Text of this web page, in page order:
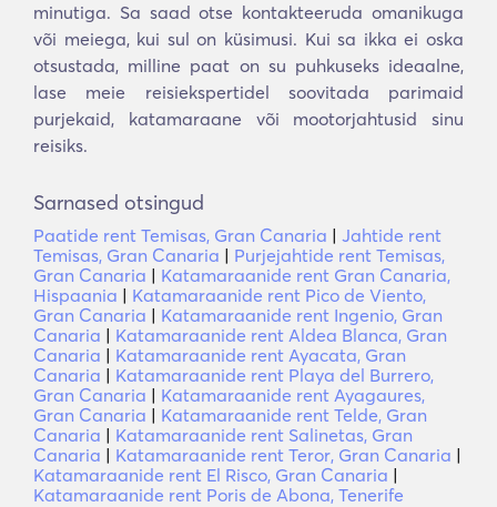
minutiga. Sa saad otse kontakteeruda omanikuga
või meiega, kui sul on küsimusi. Kui sa ikka ei oska
otsustada, milline paat on su puhkuseks ideaalne,
lase meie reisiekspertidel soovitada parimaid
purjekaid, katamaraane või mootorjahtusid sinu
reisiks.
Sarnased otsingud
Paatide rent Temisas, Gran Canaria | Jahtide rent
Temisas, Gran Canaria | Purjejahtide rent Temisas,
Gran Canaria | Katamaraanide rent Gran Canaria,
Hispaania | Katamaraanide rent Pico de Viento,
Gran Canaria | Katamaraanide rent Ingenio, Gran
Canaria | Katamaraanide rent Aldea Blanca, Gran
Canaria | Katamaraanide rent Ayacata, Gran
Canaria | Katamaraanide rent Playa del Burrero,
Gran Canaria | Katamaraanide rent Ayagaures,
Gran Canaria | Katamaraanide rent Telde, Gran
Canaria | Katamaraanide rent Salinetas, Gran
Canaria | Katamaraanide rent Teror, Gran Canaria |
Katamaraanide rent El Risco, Gran Canaria |
Katamaraanide rent Poris de Abona, Tenerife